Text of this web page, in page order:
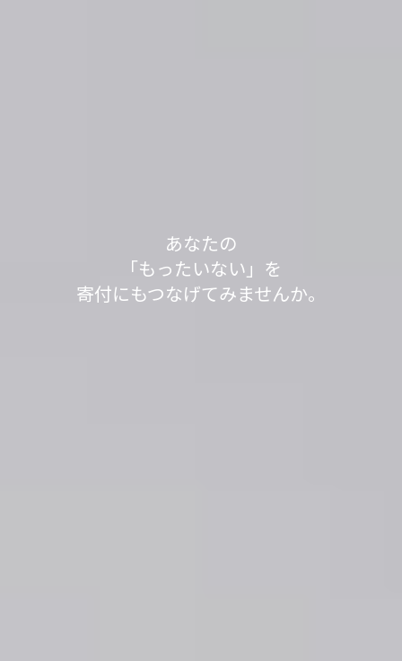
「もったいない」が
世界の
「ありがとう」につながっています。
不用品を送って1,000L分、SNSシェアで100L分の
水をきれいにする浄化剤を寄付する
取り組みを実施中です。
あなたの
「もったいない」を
寄付にもつなげてみませんか。
あなたの不用品が世界の人々の役に立っていま
す。
「もったいない運送」は、
身の回りのスッキリが社会貢献につながるサービ
今日も寄付で
見知らぬ誰かの笑顔が
生まれました。
「もったいない」が
世界の
「ありがとう」につながっています。
不用品を送って1,000L分、SNSシェアで100L分の
水をきれいにする浄化剤を寄付する
取り組みを実施中です。